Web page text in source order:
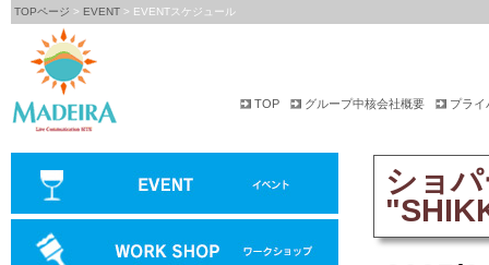
TOPページ > EVENT > EVENTスケジュール
TOP グループ中核会社概要 プライ
ショ